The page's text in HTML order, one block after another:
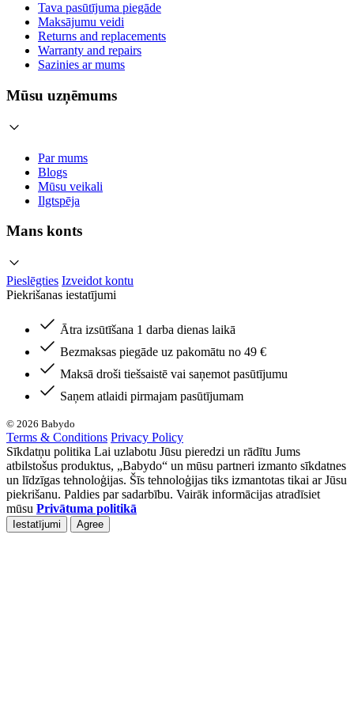
Tava pasūtījuma piegāde
Maksājumu veidi
Returns and replacements
Warranty and repairs
Sazinies ar mums
Mūsu uzņēmums
Par mums
Blogs
Mūsu veikali
Ilgtspēja
Mans konts
Pieslēgties Izveidot kontu
Piekrišanas iestatījumi
Ātra izsūtīšana 1 darba dienas laikā
Bezmaksas piegāde uz pakomātu no 49 €
Maksā droši tiešsaistē vai saņemot pasūtījumu
Saņem atlaidi pirmajam pasūtījumam
© 2026 Babydo
Terms & Conditions Privacy Policy
Sīkdatņu politika Lai uzlabotu Jūsu pieredzi un rādītu Jums
atbilstošus produktus, „Babydo“ un mūsu partneri izmanto sīkdatnes
un līdzīgas tehnoloģijas. Šīs tehnoloģijas tiks izmantotas tikai ar Jūsu
piekrišanu. Paldies par sadarbību. Vairāk informācijas atradīsiet
mūsu Privātuma politikā
Iestatījumi Agree